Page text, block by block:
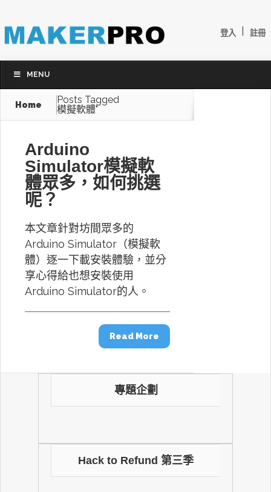
登入 註冊
MENU
Home
Posts Tagged
模擬軟體"
Arduino
Simulator模擬軟
體眾多，如何挑選
呢？
本文章針對坊間眾多的
Arduino Simulator（模擬軟
體）逐一下載安裝體驗，並分
享心得給也想安裝使用
Arduino Simulator的人。
Read More
專題企劃
Hack to Refund 第三季